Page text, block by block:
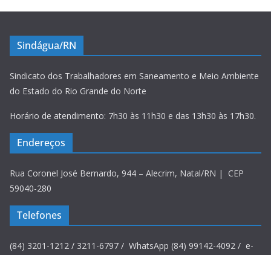
Sindágua/RN
Sindicato dos Trabalhadores em Saneamento e Meio Ambiente
do Estado do Rio Grande do Norte
Horário de atendimento: 7h30 às 11h30 e das 13h30 às 17h30.
Endereços
Rua Coronel José Bernardo, 944 – Alecrim, Natal/RN | CEP
59040-280
Telefones
(84) 3201-1212 / 3211-6797 / WhatsApp (84) 99142-4092 / e-